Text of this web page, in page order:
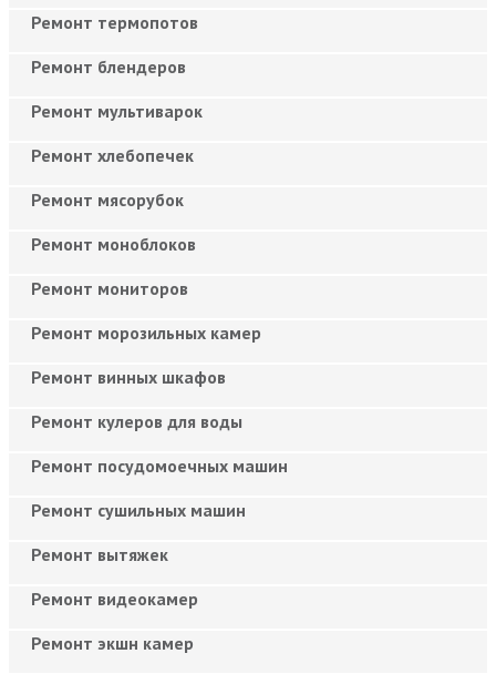
Ремонт термопотов
Ремонт блендеров
Ремонт мультиварок
Ремонт хлебопечек
Ремонт мясорубок
Ремонт моноблоков
Ремонт мониторов
Ремонт морозильных камер
Ремонт винных шкафов
Ремонт кулеров для воды
Ремонт посудомоечных машин
Ремонт сушильных машин
Ремонт вытяжек
Ремонт видеокамер
Ремонт экшн камер